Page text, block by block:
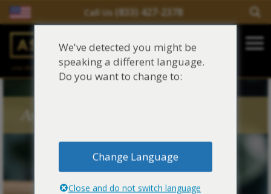
Call Us (833) 427-2378
Salir del contenido
Main Navigation
Justinian C. Lane, Esq. – PLLC
Reclamaciones de asbesto/mesotelioma
Fuentes de exposición al asbesto
Síntomas y tratamiento del asbesto
Asbestos Blog Tags
We've detected you might be
speaking a different language.
Do you want to change to:
Change Language
Close and do not switch language